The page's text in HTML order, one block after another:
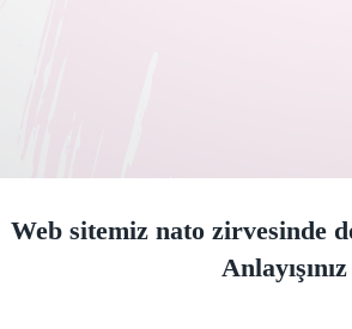
Web sitemiz nato zirvesinde